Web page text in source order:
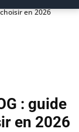
en 2026
: guide
en 2026